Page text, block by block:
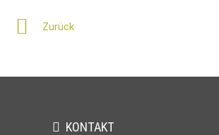
Zurück
KONTAKT